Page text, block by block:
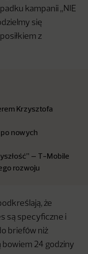
kampanii „NIE
się
z
Krzysztofa
nowych
– T-Mobile
rozwoju
że
są specyficzne i
briefów niż
bowiem 24 godziny